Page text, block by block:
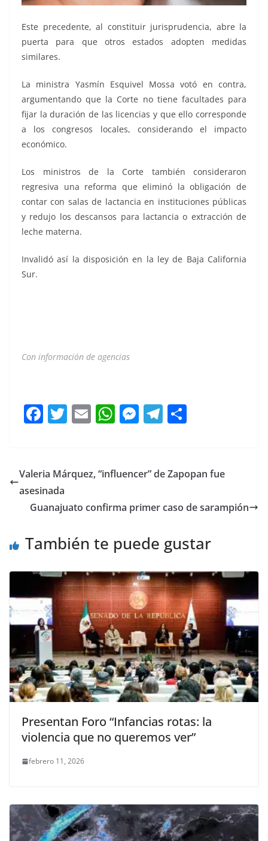
Este precedente, al constituir jurisprudencia, abre la
puerta para que otros estados adopten medidas
similares.
La ministra Yasmín Esquivel Mossa votó en contra,
argumentando que la Corte no tiene facultades para
fijar la duración de las licencias y que ello corresponde
a los congresos locales, considerando el impacto
económico.
Los ministros de la Corte también consideraron
regresiva una reforma que eliminó la obligación de
contar con salas de lactancia en instituciones públicas
y redujo los descansos para lactancia o extracción de
leche materna.
Invalidó así la disposición en la ley de Baja California
Sur.
Con información de agencias
F
a
e
b
o
k
T
w
er
E
m
l
W
h
s
p
M
e
e
g
T
el
gr
m
p
tir
Valeria Márquez, “influencer” de Zapopan fue
asesinada
Guanajuato confirma primer caso de sarampión
También te puede gustar
Presentan Foro “Infancias rotas: la
violencia que no queremos ver”
febrero 11, 2026